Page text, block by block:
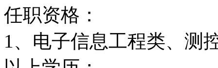
任职资格：
1、电子信息工程类、测